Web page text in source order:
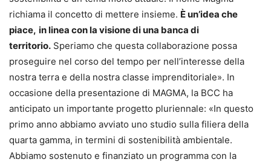
richiama il concetto di mettere insieme. È un’idea che
piace, in linea con la visione di una banca di
territorio. Speriamo che questa collaborazione possa
proseguire nel corso del tempo per nell’interesse della
nostra terra e della nostra classe imprenditoriale». In
occasione della presentazione di MAGMA, la BCC ha
anticipato un importante progetto pluriennale: «In questo
primo anno abbiamo avviato uno studio sulla filiera della
quarta gamma, in termini di sostenibilità ambientale.
Abbiamo sostenuto e finanziato un programma con la